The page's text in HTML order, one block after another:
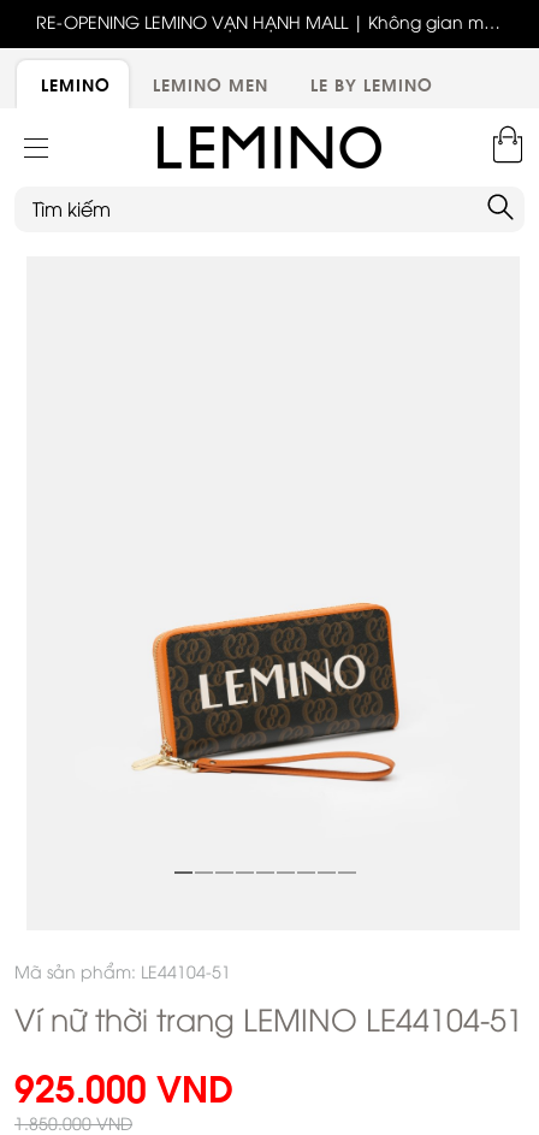
RE-OPENING LEMINO VẠN HẠNH MALL | Không gian mới,
trải nghiệm mới, ưu đãi tri ân đặc biệt
LEMINO
LEMINO MEN LE BY LEMINO
Mã sản phẩm: LE44104-51
Ví nữ thời trang LEMINO LE44104-51
925.000 VND
1.850.000 VND